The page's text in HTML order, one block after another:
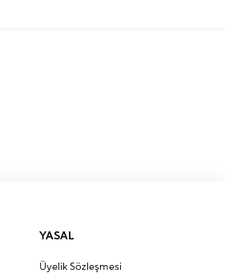
YASAL
Üyelik Sözleşmesi